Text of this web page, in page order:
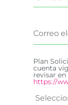
Plan
cuenta
revisar en
https://